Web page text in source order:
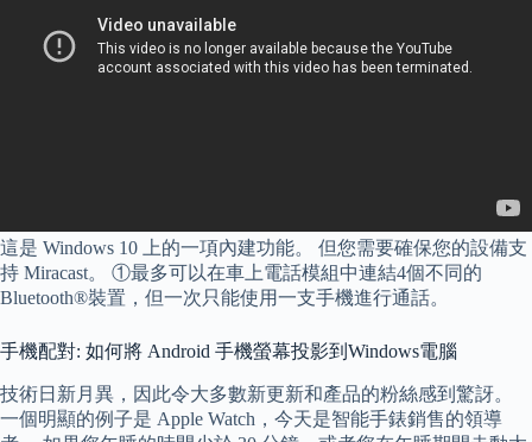
這是 Windows 10 上的一項內建功能。 但您需要確保您的設備支
持 Miracast。 ①最多可以在車上電話模組中連結4個不同的
Bluetooth®裝置，但一次只能使用一支手機進行通話。
手機配對: 如何將 Android 手機螢幕投影到Windows電腦
技術日新月異，因此令大多數新更新和產品的粉絲感到驚訝。
一個明顯的例子是 Apple Watch，今天是智能手錶銷售的領導